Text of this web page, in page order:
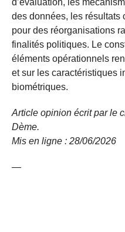
d’évaluation, les
des données, les résultats
pour des réorganisations
finalités politiques. Le
éléments opérationnels
et sur les caractéristiques
biométriques.
Article opinion écrit par le
Dème.
Mis en ligne : 28/06/2026
—